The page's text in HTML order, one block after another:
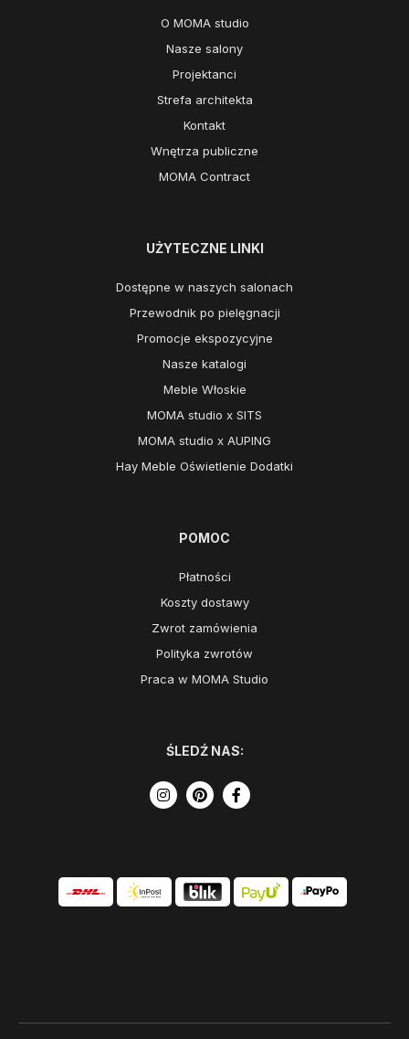
O MOMA studio
Nasze salony
Projektanci
Strefa architekta
Kontakt
Wnętrza publiczne
MOMA Contract
UŻYTECZNE LINKI
Dostępne w naszych salonach
Przewodnik po pielęgnacji
Promocje ekspozycyjne
Nasze katalogi
Meble Włoskie
MOMA studio x SITS
MOMA studio x AUPING
Hay Meble Oświetlenie Dodatki
POMOC
Płatności
Koszty dostawy
Zwrot zamówienia
Polityka zwrotów
Praca w MOMA Studio
ŚLEDŹ NAS: